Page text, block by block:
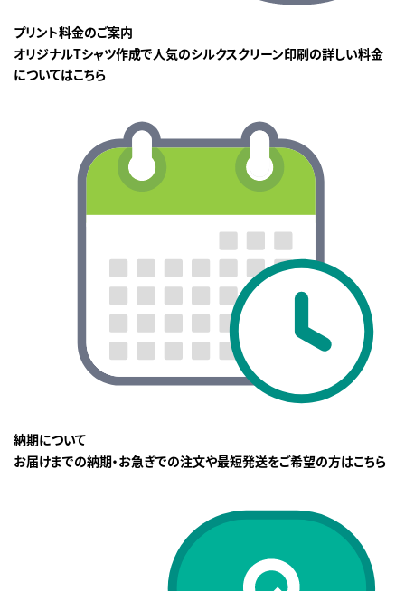
プリント料金のご案内
オリジナルTシャツ作成で人気のシルクスクリーン印刷の詳しい料金
についてはこちら
納期について
お届けまでの納期・お急ぎでの注文や最短発送をご希望の方はこちら